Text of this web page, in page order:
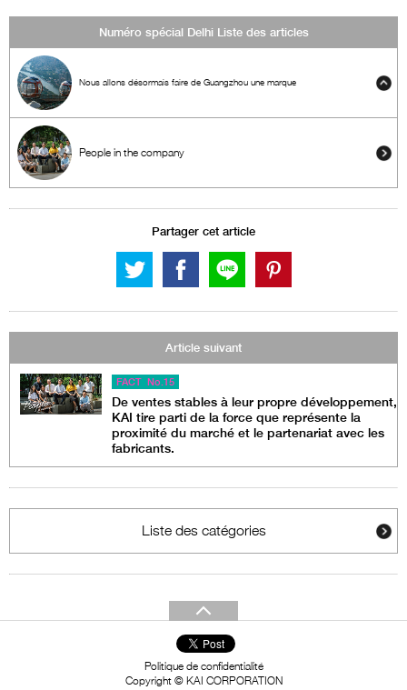
Numéro spécial Delhi Liste des articles
Nous allons désormais faire de Guangzhou une marque
People in the company
Partager cet article
Article suivant
FACT No.15
De ventes stables à leur propre développement,
KAI tire parti de la force que représente la
proximité du marché et le partenariat avec les
fabricants.
Liste des catégories
Politique de confidentialité
Copyright © KAI CORPORATION